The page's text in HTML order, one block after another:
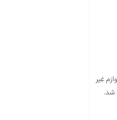
غیر
شد.